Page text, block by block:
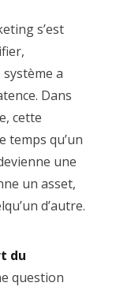
s’est
a
Dans
cette
temps qu’un
une
un asset,
d’autre.
du
question